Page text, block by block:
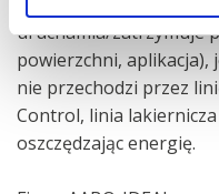
uruchamia/zatrzymuje
powierzchni,
nie przechodzi przez
Control, linia
oszczędzając energię.